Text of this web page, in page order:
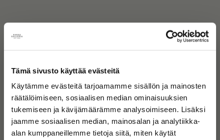
Tämä sivusto käyttää evästeitä
Käytämme evästeitä tarjoamamme sisällön ja mainosten
räätälöimiseen, sosiaalisen median ominaisuuksien
tukemiseen ja kävijämäärämme analysoimiseen. Lisäksi
jaamme sosiaalisen median, mainosalan ja analytiikka-
alan kumppaneillemme tietoja siitä, miten käytät